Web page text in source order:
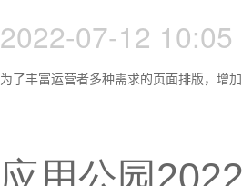
2022-07-12 10:05
为了丰富运营者多种需求的页面排版，增
应用公园